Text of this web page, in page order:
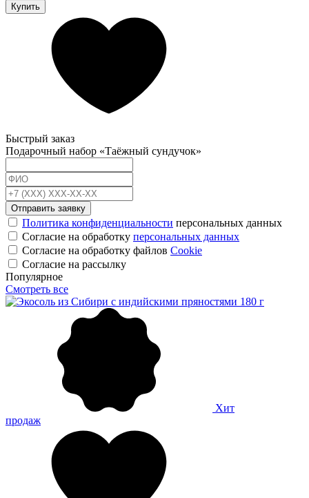
Купить
Быстрый заказ
Подарочный набор «Таёжный сундучок»
Отправить заявку
Политика конфиденциальности персональных данных
Согласие на обработку персональных данных
Согласие на обработку файлов Cookie
Cогласие на рассылку
Популярное
Смотреть все
Хит
продаж